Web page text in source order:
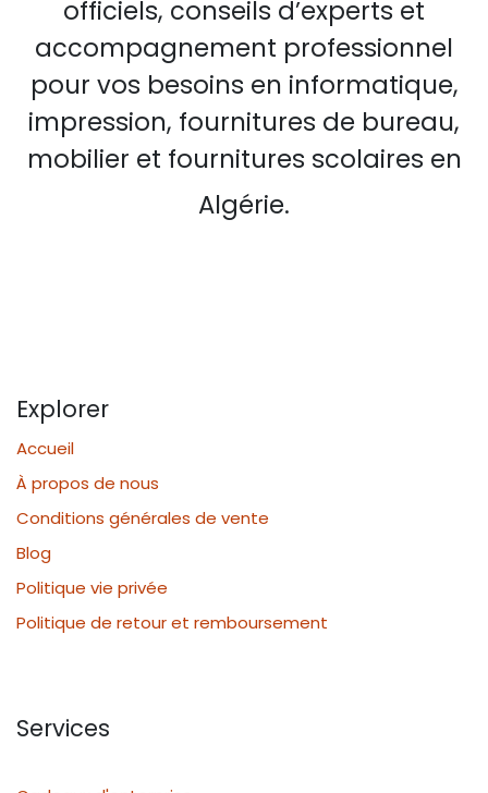
officiels, conseils d’experts et
accompagnement professionnel
pour vos besoins en informatique,
impression, fournitures de bureau,
mobilier et fournitures scolaires en
Algérie.
Explorer
Accueil
À propos de nous
Conditions générales de vente
Blog
Politique vie privée
Politique de retour et remboursement
Services